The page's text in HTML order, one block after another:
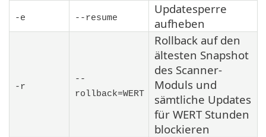
-e --resume
Updatesperre
aufheben
-r
--
rollback=WERT
Rollback auf den
ältesten Snapshot
des Scanner-
Moduls und
sämtliche Updates
für WERT Stunden
blockieren